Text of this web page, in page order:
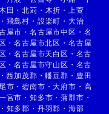
木田 ・北苅 ・ 木折 ・
上萱
・ 飛島村 ・ 設楽町 ・ 大治
屋市 ・ 名古屋市中区 ・ 名
・名古屋市北区 ・ 名古屋
・名古屋市天白区 ・ 名古
・名古屋市守山区 ・ 名古
・西加茂郡 ・幡豆郡 ・ 豊田
市 ・碧南市 ・大府市 ・ 高
宮市 ・ 知多市 ・蒲郡市 ・
・ 知多郡 ・ 丹羽郡 ・ 海部